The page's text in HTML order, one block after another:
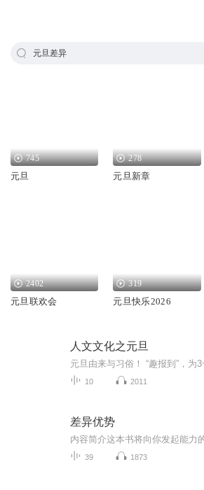
元旦差异
745
元旦
278
元旦新章
2402
元旦联欢会
319
元旦快乐2026
人文文化之元旦
10 2011
差异优势
39 1873